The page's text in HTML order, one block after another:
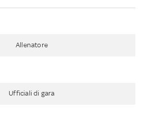
Allenatore
Ufficiali di gara